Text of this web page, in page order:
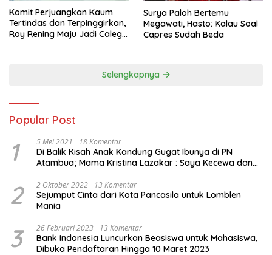
Komit Perjuangkan Kaum
Tertindas dan Terpinggirkan,
Roy Rening Maju Jadi Caleg
Surya Paloh Bertemu
Megawati, Hasto: Kalau Soal
Capres Sudah Beda
Selengkapnya
Popular Post
1 5 Mei 2021 18 Komentar
Di Balik Kisah Anak Kandung Gugat Ibunya di PN
Atambua; Mama Kristina Lazakar : Saya Kecewa dan
2 2 Oktober 2022 13 Komentar
Sejumput Cinta dari Kota Pancasila untuk Lomblen
Mania
3 26 Februari 2023 13 Komentar
Bank Indonesia Luncurkan Beasiswa untuk Mahasiswa,
Dibuka Pendaftaran Hingga 10 Maret 2023